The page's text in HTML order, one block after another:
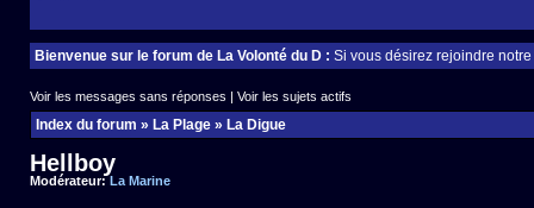
Bienvenue sur le forum de La Volonté du D : Si vous désirez rejoindre
Voir les messages sans réponses | Voir les sujets actifs
Index du forum » La Plage » La Digue
Hellboy
Modérateur:La Marine